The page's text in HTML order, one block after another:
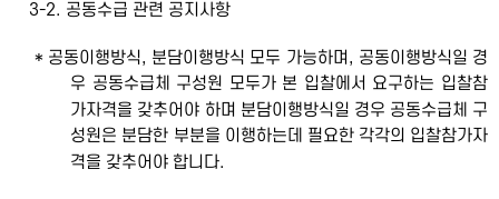
3-2. 공동수급 관련 공지사항
* 공동이행방식, 분담이행방식 모두 가능하며, 공동이행방식일 경
우 공동수급체 구성원 모두가 본 입찰에서 요구하는 입찰참
가자격을 갖추어야 하며 분담이행방식일 경우 공동수급체 구
성원은 분담한 부분을 이행하는데 필요한 각각의 입찰참가자
격을 갖추어야 합니다.